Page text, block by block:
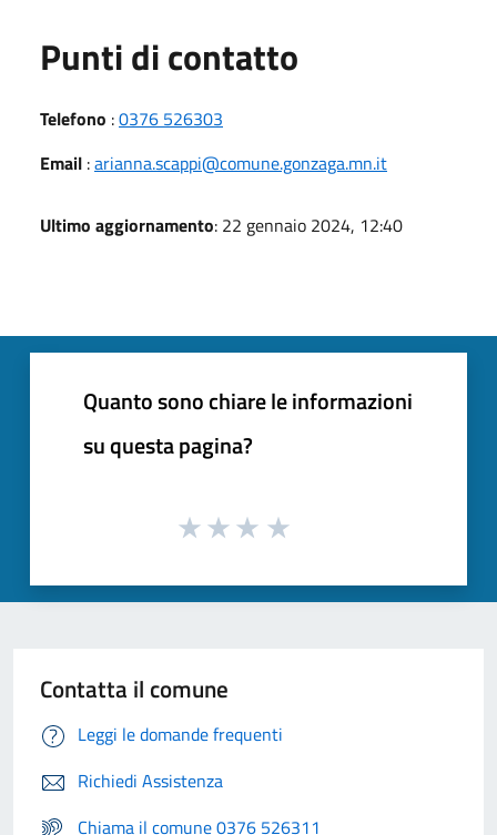
Punti di contatto
Telefono :0376 526303
Email :arianna.scappi@comune.gonzaga.mn.it
Ultimo aggiornamento: 22 gennaio 2024, 12:40
Quanto sono chiare le informazioni
su questa pagina?
Contatta il comune
Leggi le domande frequenti
Richiedi Assistenza
Chiama il comune 0376 526311